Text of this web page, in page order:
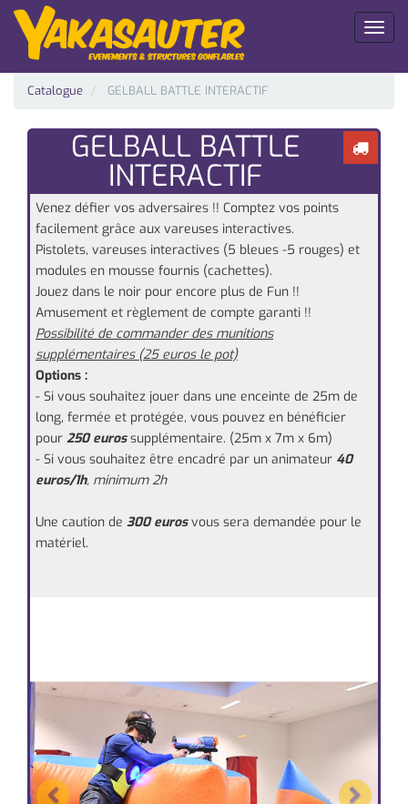
Toggle
Catalogue GELBALL BATTLE INTERACTIF
GELBALL BATTLE
INTERACTIF
Venez défier vos adversaires !! Comptez vos points
facilement grâce aux vareuses interactives.
Pistolets, vareuses interactives (5 bleues -5 rouges) et
modules en mousse fournis (cachettes).
Jouez dans le noir pour encore plus de Fun !!
Amusement et règlement de compte garanti !!
Possibilité de commander des munitions
supplémentaires (25 euros le pot)
Options :
- Si vous souhaitez jouer dans une enceinte de 25m de
long, fermée et protégée, vous pouvez en bénéficier
pour 250 eurossupplémentaire. (25m x 7m x 6m)
- Si vous souhaitez être encadré par un animateur 40
euros/1h, minimum 2h
Une caution de 300 eurosvous sera demandée pour le
matériel.
Previous Next